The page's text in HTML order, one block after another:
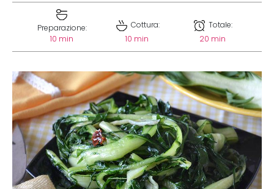
Preparazione:
10 min
Cottura:
10 min
Totale:
20 min